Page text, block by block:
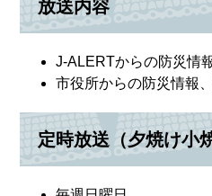
放送内容
J-ALERTからの防災情
市役所からの防災情報
定時放送（夕焼け小